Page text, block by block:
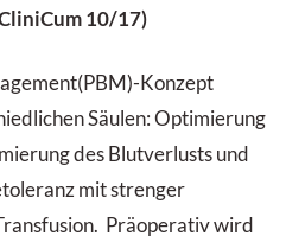
10/17)
Konzept
Säulen: Optimierung
des Blutverlusts und
mit strenger
Präoperativ wird